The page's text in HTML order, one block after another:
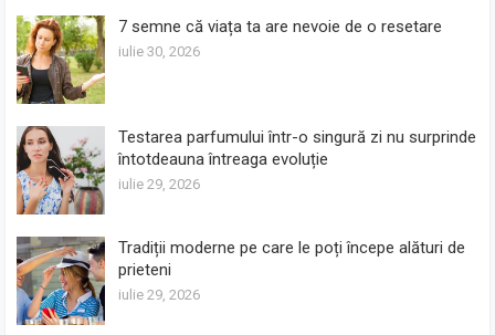
7 semne că viața ta are nevoie de o resetare
iulie 30, 2026
Testarea parfumului într-o singură zi nu surprinde
întotdeauna întreaga evoluție
iulie 29, 2026
Tradiții moderne pe care le poți începe alături de
prieteni
iulie 29, 2026